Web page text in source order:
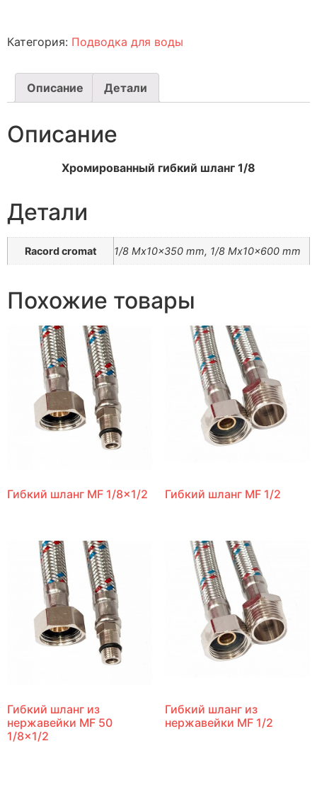
Категория: Подводка для воды
Описание Детали
Описание
Хромированный гибкий шланг 1/8
Детали
Racord cromat 1/8 Mx10x350 mm, 1/8 Mx10x600 mm
Похожие товары
Гибкий шланг MF 1/8×1/2 Гибкий шланг MF 1/2
Гибкий шланг из
нержавейки MF 50
1/8×1/2
Гибкий шланг из
нержавейки MF 1/2